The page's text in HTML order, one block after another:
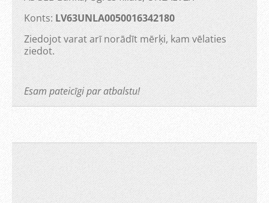
Konts: LV63UNLA0050016342180
Ziedojot varat arī norādīt mērķi, kam vēlaties
ziedot.
Esam pateicīgi par atbalstu!